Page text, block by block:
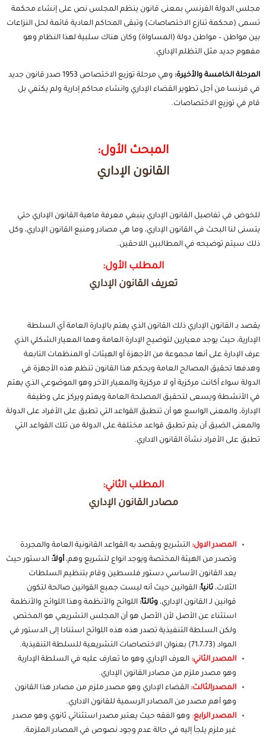
مجلس الدولة الفرنسي بمعنى قانون ينظم المجلس نص على إنشاء محكمة
تسمى (محكمة تنازع الاختصاصات) وتبقى المحاكم العادية قائمة لحل النزاعات
بين مواطن – مواطن دولة (المساواة) وكان هناك سلبية لهذا النظام وهو
مفهوم جديد مثل التظلم الإداري.
المرحلة الخامسة والأخيرة:
وهي مرحلة توزيع الاختصاص 1953 صدر قانون جديد
في فرنسا من أجل تطوير القضاء الإداري وانشاء محاكم إدارية ولم يكتفي بل
قام في توزيع الاختصاصات.
المبحث الأول:
القانون الإداري
للخوض في تفاصيل القانون الإداري ينبغي معرفة ماهية القانون الإداري حتي
يتسنى لنا البحث في القانون الإداري، وما هي مصادر ومنبع القانون الإداري، وكل
ذلك سيتم توضيحه في المطالبين اللاحقين.
المطلب الأول:
تعريف القانون الإداري
يقصد بـ القانون الإداري ذلك القانون الذي يهتم بالإدارة العامة أي السلطة
الإدارية، حيث يوجد معيارين لتوضيح الإدارة العامة وهما المعيار الشكلي الذي
عرف الإدارة على أنها مجموعة من الأجهزة أو الهيئات أو المنظمات التابعة
وهدفها تحقيق المصالح العامة ويحكم هذا القانون تنظم هذه الأجهزة في
الدولة سواء أكانت مركزية أو لا مركزية والمعيار الآخر وهو الموضوعي الذي يهتم
في الأنشطة ويسعى لتحقيق المصلحة العامة ويهتم ويركز على وظيفة
الإدارة، والمعنى الواسع هو أن تنطبق القواعد التي تطبق على الأفراد على الدولة
والمعنى الضيق أن يتم تطبق قواعد مختلفة على الدولة من تلك القواعد التي
تطبق على الأفراد نشأة القانون الاداري.
المطلب الثاني:
مصادر القانون الإداري
المصدر الاول: التشريع ويقصد به القواعد القانونية العامة والمجردة
وتصدر من الهيئة المختصة ويوجد انواع لتشريع وهم، أولاً: الدستور حيث
يعد القانون الأساسي دستور فلسطين وقام بتنظيم السلطات
الثلاث، ثانياً: القوانين حيث أنه ليست جميع القوانين صالحة لتكون
قوانين لـ القانون الإداري، وثالثاً: اللوائح والأنظمة وهذا اللوائح والأنظمة
استثناء عن الأصل لأن الأصل هو أن المجلس التشريعي هو المختص
ولكن السلطة التنفيذية تصدر هذه هذه اللوائح استنادا إلى الدستور في
المواد (71،7،73) بعنوان الاختصاصات التشريعية للسلطة التنفيذية.
المصدر الثاني: العرف الإداري وهو ما تعارف عليه في السلطة الإدارية
وهو مصدر ملزم من مصادر القانون الإداري.
المصدرالثالث: القضاء الإداري وهو مصدر ملزم من مصادر هذا القانون
وهو أهم مصدر من المصادر الرسمية للقانون الاداري.
المصدر الرابع: وهو الفقه حيث يعتبر مصدر استثنائي ثانوي وهو مصدر
غير ملزم يلجأ إليه في حالة عدم وجود نصوص في المصادر الملزمة.